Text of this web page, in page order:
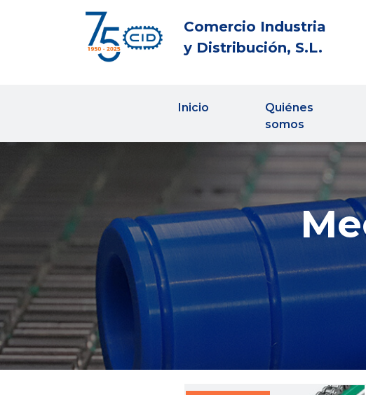
Comercio Industria
y Distribución, S.L.
Inicio
Quiénes
somos